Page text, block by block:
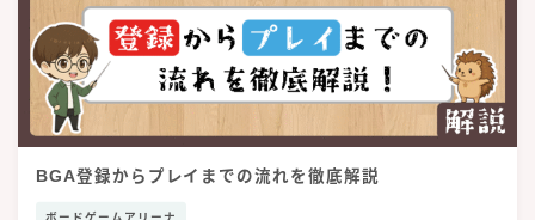
BGA登録からプレイまでの流れを徹底解説
ボードゲームアリーナ